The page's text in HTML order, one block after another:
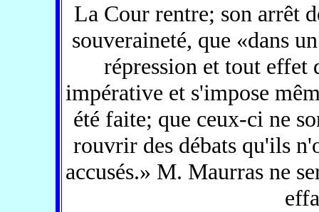
La Cour rentre; son arrêt
souveraineté, que «dans
répression et tout effet
impérative et s'impose
été faite; que ceux-ci ne
rouvrir des débats qu'ils
accusés.» M. Maurras ne